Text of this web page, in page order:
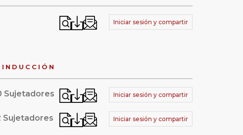
Iniciar sesión y compartir
Sujetadores Iniciar sesión y compartir
Sujetadores Iniciar sesión y compartir